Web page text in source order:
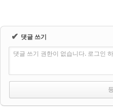
✔ 댓글 쓰기
댓글 쓰기 권한이 없습니다. 로그인